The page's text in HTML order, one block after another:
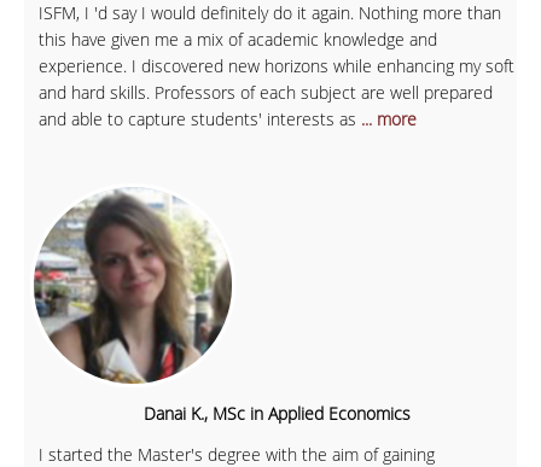
ISFM, I 'd say I would definitely do it again. Nothing more than
this have given me a mix of academic knowledge and
experience. I discovered new horizons while enhancing my soft
and hard skills. Professors of each subject are well prepared
and able to capture students' interests as ... more
Danai K., MSc in Applied Economics
I started the Master's degree with the aim of gaining